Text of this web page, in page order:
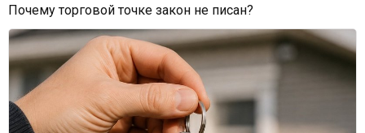
Почему торговой точке закон не писан?